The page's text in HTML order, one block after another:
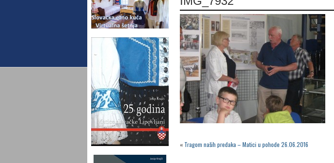
« Tragom naših predaka – Matici u pohode 26.06.2016